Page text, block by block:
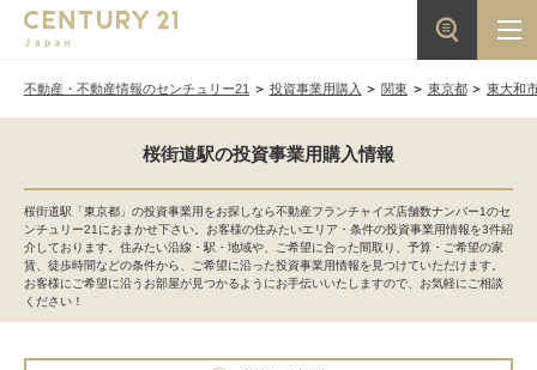
不動産・不動産情報のセンチュリー21 投資事業用購入 関東 東京都 東大和
桜街道駅の投資事業用購入情報
桜街道駅「東京都」の投資事業用をお探しなら不動産フランチャイズ店舗数ナンバー1のセ
ンチュリー21におまかせ下さい。お客様の住みたいエリア・条件の投資事業用情報を3件紹
介しております。住みたい沿線・駅・地域や、ご希望に合った間取り、予算・ご希望の家
賃、徒歩時間などの条件から、ご希望に沿った投資事業用情報を見つけていただけます。
お客様にご希望に沿うお部屋が見つかるようにお手伝いいたしますので、お気軽にご相談
ください！